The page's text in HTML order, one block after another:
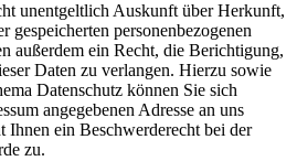
unentgeltlich Auskunft über Herkunft,
gespeicherten personenbezogenen
außerdem ein Recht, die Berichtigung,
Daten zu verlangen. Hierzu sowie
Datenschutz können Sie sich
angegebenen Adresse an uns
Ihnen ein Beschwerderecht bei der
zu.